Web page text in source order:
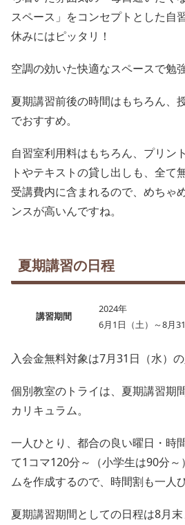
スペース」をコンセプトとした自
休みにはピッタリ！
空調の効いた快適なスペースで勉
夏期講習前後の時間はもちろん、
でおすすめ。
自習室利用料はもちろん、プリン
トやテキストの貸し出しも、全て
受講費内に含まれるので、めちゃ
ンスが高いんですね。
夏期講習の日程
講習期間
2024年
6月1日（土）～8月31
入会金無料対象は7月31日（水）の
個別教室のトライは、夏期講習期
カリキュラム。
一人ひとり、都合の良い曜日・時
て1コマ120分～（小学生は90分
ムを作成するので、時間割も一人
夏期講習期間としての日程は8月